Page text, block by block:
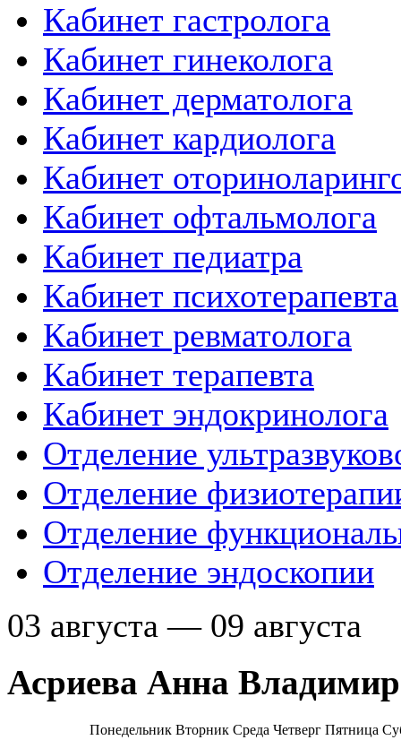
Кабинет гастролога
Кабинет гинеколога
Кабинет дерматолога
Кабинет кардиолога
Кабинет
Кабинет офтальмолога
Кабинет педиатра
Кабинет психотерапевта
Кабинет ревматолога
Кабинет терапевта
Кабинет эндокринолога
Отделение
Отделение
Отделение
Отделение эндоскопии
03 августа — 09 августа
Асриева Анна
Понедельник Вторник Среда Четверг Пятница